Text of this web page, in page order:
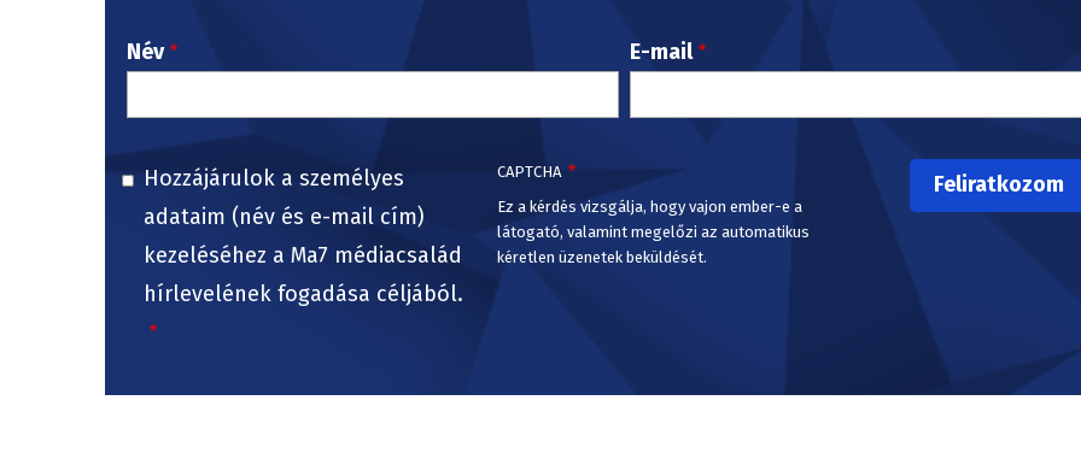
Név E-mail
Hozzájárulok a személyes
adataim (név és e-mail cím)
kezeléséhez a Ma7 médiacsalád
hírlevelének fogadása céljából.
CAPTCHA
Ez a kérdés vizsgálja, hogy vajon ember-e a
látogató, valamint megelőzi az automatikus
kéretlen üzenetek beküldését.